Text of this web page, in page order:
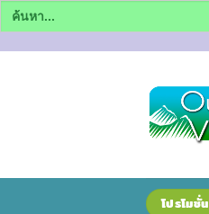
Search
for:
โปรโมชั่น